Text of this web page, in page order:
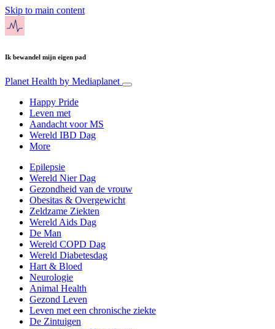
Skip to main content
Ik bewandel mijn eigen pad
Planet Health by Mediaplanet
Happy Pride
Leven met
Aandacht voor MS
Wereld IBD Dag
More
Epilepsie
Wereld Nier Dag
Gezondheid van de vrouw
Obesitas & Overgewicht
Zeldzame Ziekten
Wereld Aids Dag
De Man
Wereld COPD Dag
Wereld Diabetesdag
Hart & Bloed
Neurologie
Animal Health
Gezond Leven
Leven met een chronische ziekte
De Zintuigen